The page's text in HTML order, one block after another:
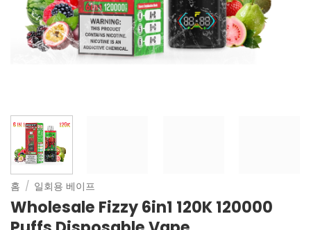
홈 / 일회용 베이프
Wholesale Fizzy 6in1 120K 120000